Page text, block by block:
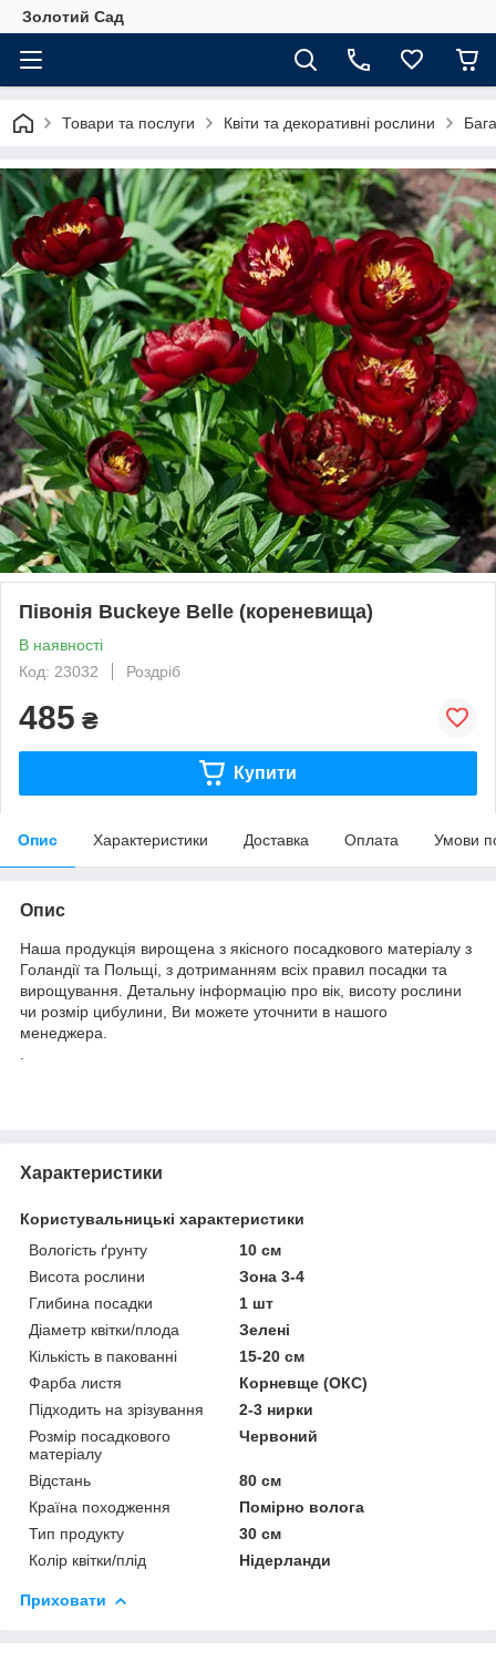
Золотий Сад
Товари та послуги Квіти та декоративні рослини
Півонія Buckeye Belle (кореневища)
В наявності
Код: 23032
Роздріб
485 ₴
Купити
Опис Характеристики Доставка Оплата Умови
Опис
Наша продукція вирощена з якісного посадкового матеріалу з
Голандії та Польщі, з дотриманням всіх правил посадки та
вирощування. Детальну інформацію про вік, висоту рослини
чи розмір цибулини, Ви можете уточнити в нашого
менеджера.
Характеристики
Користувальницькі характеристики
Вологість ґрунту
10 см
Висота рослини
Зона 3-4
Глибина посадки
1 шт
Діаметр квітки/плода
Зелені
Кількість в пакованні
15-20 см
Фарба листя
Корневще (ОКС)
Підходить на зрізування
2-3 нирки
Розмір посадкового
матеріалу
Червоний
Відстань
80 см
Країна походження
Помірно волога
Тип продукту
30 см
Колір квітки/плід
Нідерланди
Приховати